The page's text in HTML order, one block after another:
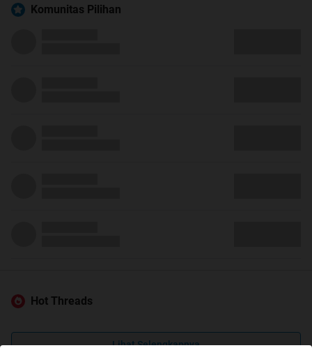
Komunitas Pilihan
Hot Threads
Lihat Selengkapnya